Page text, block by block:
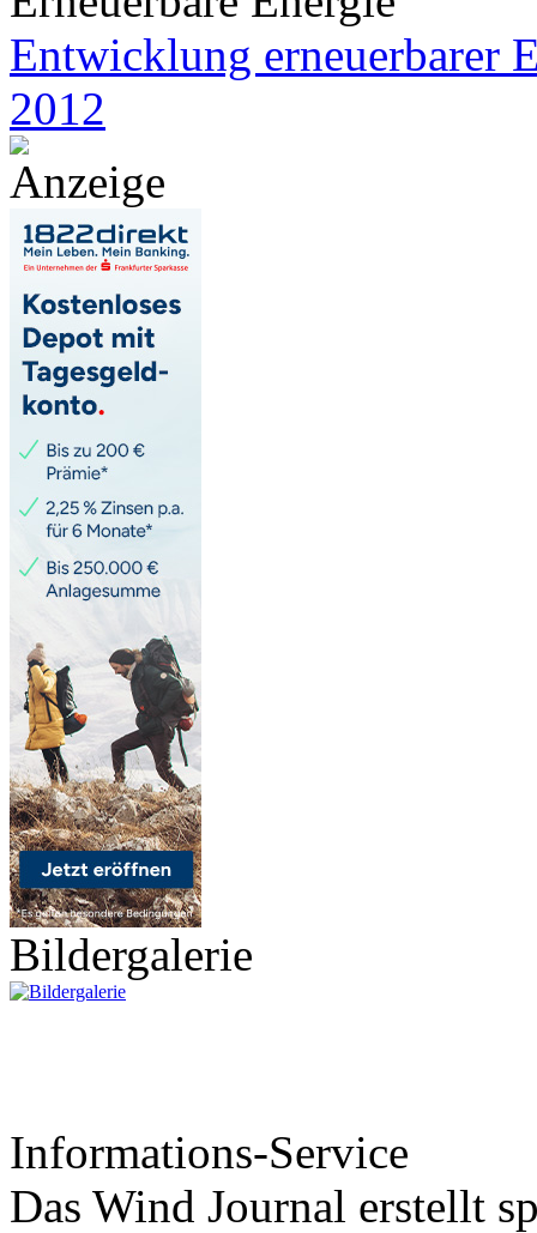
Entwicklung erneuerbarer
2012
Anzeige
Bildergalerie
Informations-Service
Das Wind Journal erstellt